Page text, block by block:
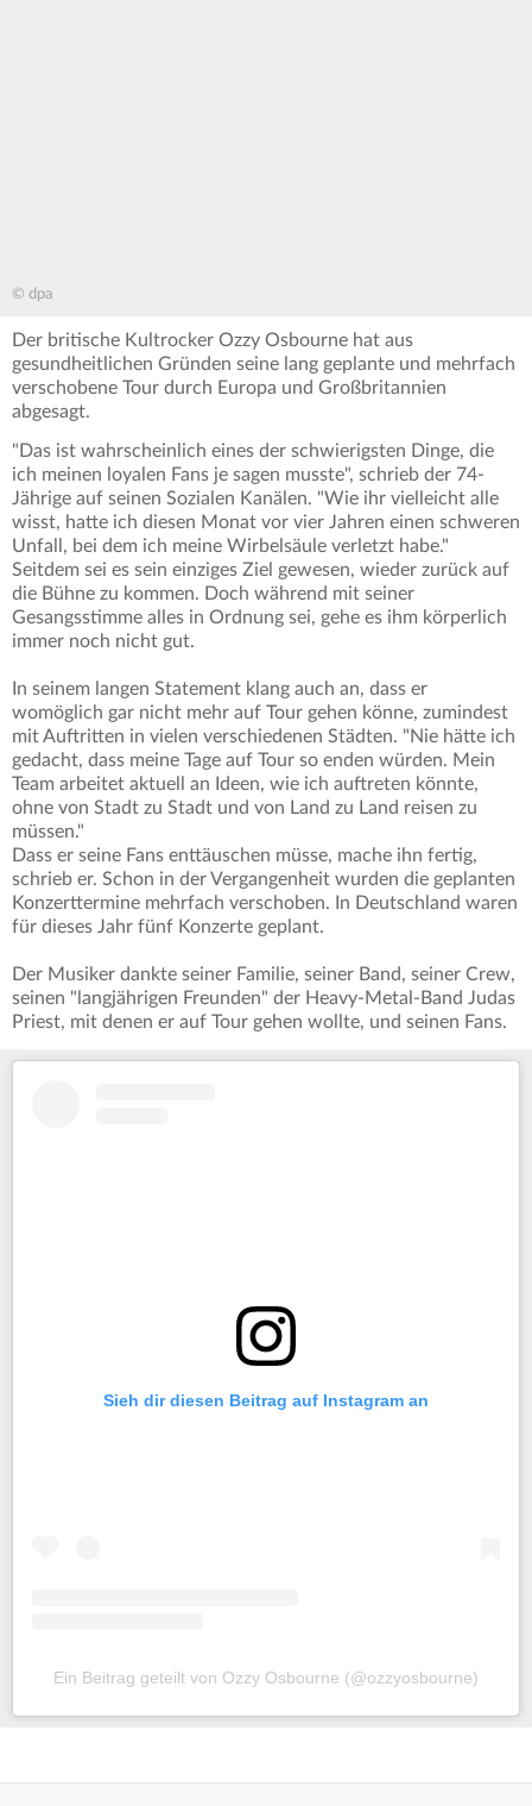
© dpa
Der britische Kultrocker Ozzy Osbourne hat aus
gesundheitlichen Gründen seine lang geplante und mehrfach
verschobene Tour durch Europa und Großbritannien
abgesagt.
"Das ist wahrscheinlich eines der schwierigsten Dinge, die
ich meinen loyalen Fans je sagen musste", schrieb der 74-
Jährige auf seinen Sozialen Kanälen. "Wie ihr vielleicht alle
wisst, hatte ich diesen Monat vor vier Jahren einen schweren
Unfall, bei dem ich meine Wirbelsäule verletzt habe."
Seitdem sei es sein einziges Ziel gewesen, wieder zurück auf
die Bühne zu kommen. Doch während mit seiner
Gesangsstimme alles in Ordnung sei, gehe es ihm körperlich
immer noch nicht gut.
In seinem langen Statement klang auch an, dass er
womöglich gar nicht mehr auf Tour gehen könne, zumindest
mit Auftritten in vielen verschiedenen Städten. "Nie hätte ich
gedacht, dass meine Tage auf Tour so enden würden. Mein
Team arbeitet aktuell an Ideen, wie ich auftreten könnte,
ohne von Stadt zu Stadt und von Land zu Land reisen zu
müssen."
Dass er seine Fans enttäuschen müsse, mache ihn fertig,
schrieb er. Schon in der Vergangenheit wurden die geplanten
Konzerttermine mehrfach verschoben. In Deutschland waren
für dieses Jahr fünf Konzerte geplant.
Der Musiker dankte seiner Familie, seiner Band, seiner Crew,
seinen "langjährigen Freunden" der Heavy-Metal-Band Judas
Priest, mit denen er auf Tour gehen wollte, und seinen Fans.
Sieh dir diesen Beitrag auf Instagram an
Ein Beitrag geteilt von Ozzy Osbourne (@ozzyosbourne)